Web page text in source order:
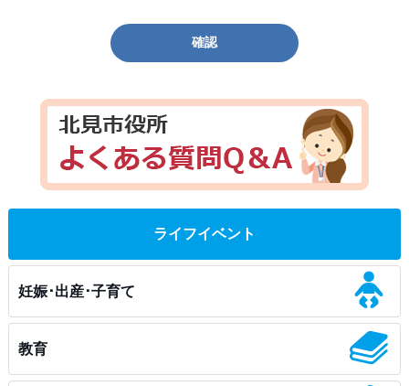
確認
ライフイベント
妊娠･出産･子育て
教育